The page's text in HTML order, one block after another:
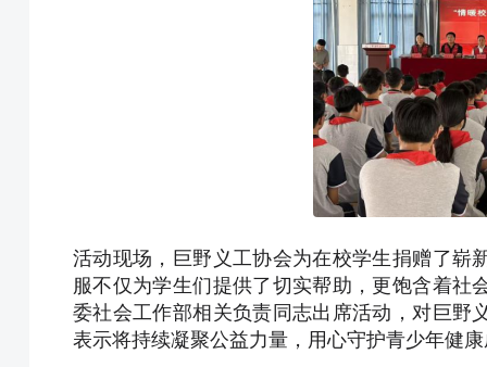
活动现场，巨野义工协会为在校学生捐赠了崭
服不仅为学生们提供了切实帮助，更饱含着社
委社会工作部相关负责同志出席活动，对巨野
表示将持续凝聚公益力量，用心守护青少年健